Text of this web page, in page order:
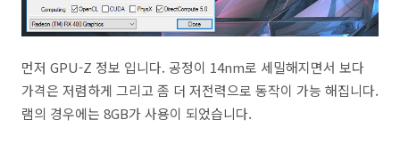
먼저 GPU-Z 정보 입니다. 공정이 14nm로 세밀해지면서 보다
가격은 저렴하게 그리고 좀 더 저전력으로 동작이 가능 해집니다.
램의 경우에는 8GB가 사용이 되었습니다.